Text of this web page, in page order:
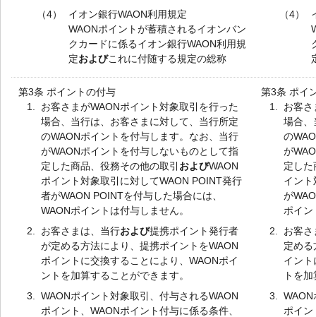
（4）
イオン銀行WAON利用規定
WAONポイントが蓄積されるイオンバン
クカードに係るイオン銀行WAON利用規
定およびこれに付随する規定の総称
（4）
第3条 ポイントの付与
1.
お客さまがWAONポイント対象取引を行った
場合、当行は、お客さまに対して、当行所定
のWAONポイントを付与します。なお、当行
がWAONポイントを付与しないものとして指
定した商品、役務その他の取引 およびWAON
ポイント対象取引に対してWAON POINT発行
者がWAON POINTを付与した場合には、
WAONポイントは付与しません。
2.
お客さまは、当行および提携ポイント発行者
が定める方法により、提携ポイントをWAON
ポイントに交換することにより、WAONポイ
ントを加算することができます。
3.
WAONポイント対象取引、付与されるWAON
ポイント、WAONポイント付与に係る条件、
第3条 ポイ
1.
お客さ
場合、
の
が
定した
イント
が
ポイ
2.
お客
定める
イント
トを
3.
ポイン